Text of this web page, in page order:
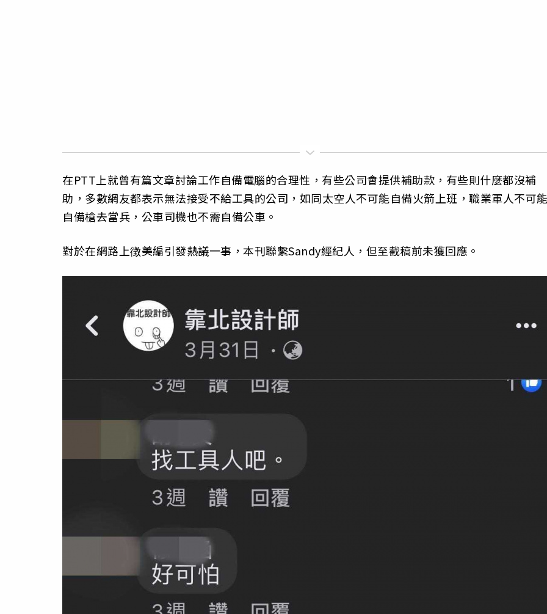
在PTT上就曾有篇文章討論工作自備電腦的合理性，有些公司會提供補助款，有些則什麼都沒補
助，多數網友都表示無法接受不給工具的公司，如同太空人不可能自備火箭上班，職業軍人不可
自備槍去當兵，公車司機也不需自備公車。
對於在網路上徴美編引發熱議一事，本刊聯繫Sandy經紀人，但至截稿前未獲回應。